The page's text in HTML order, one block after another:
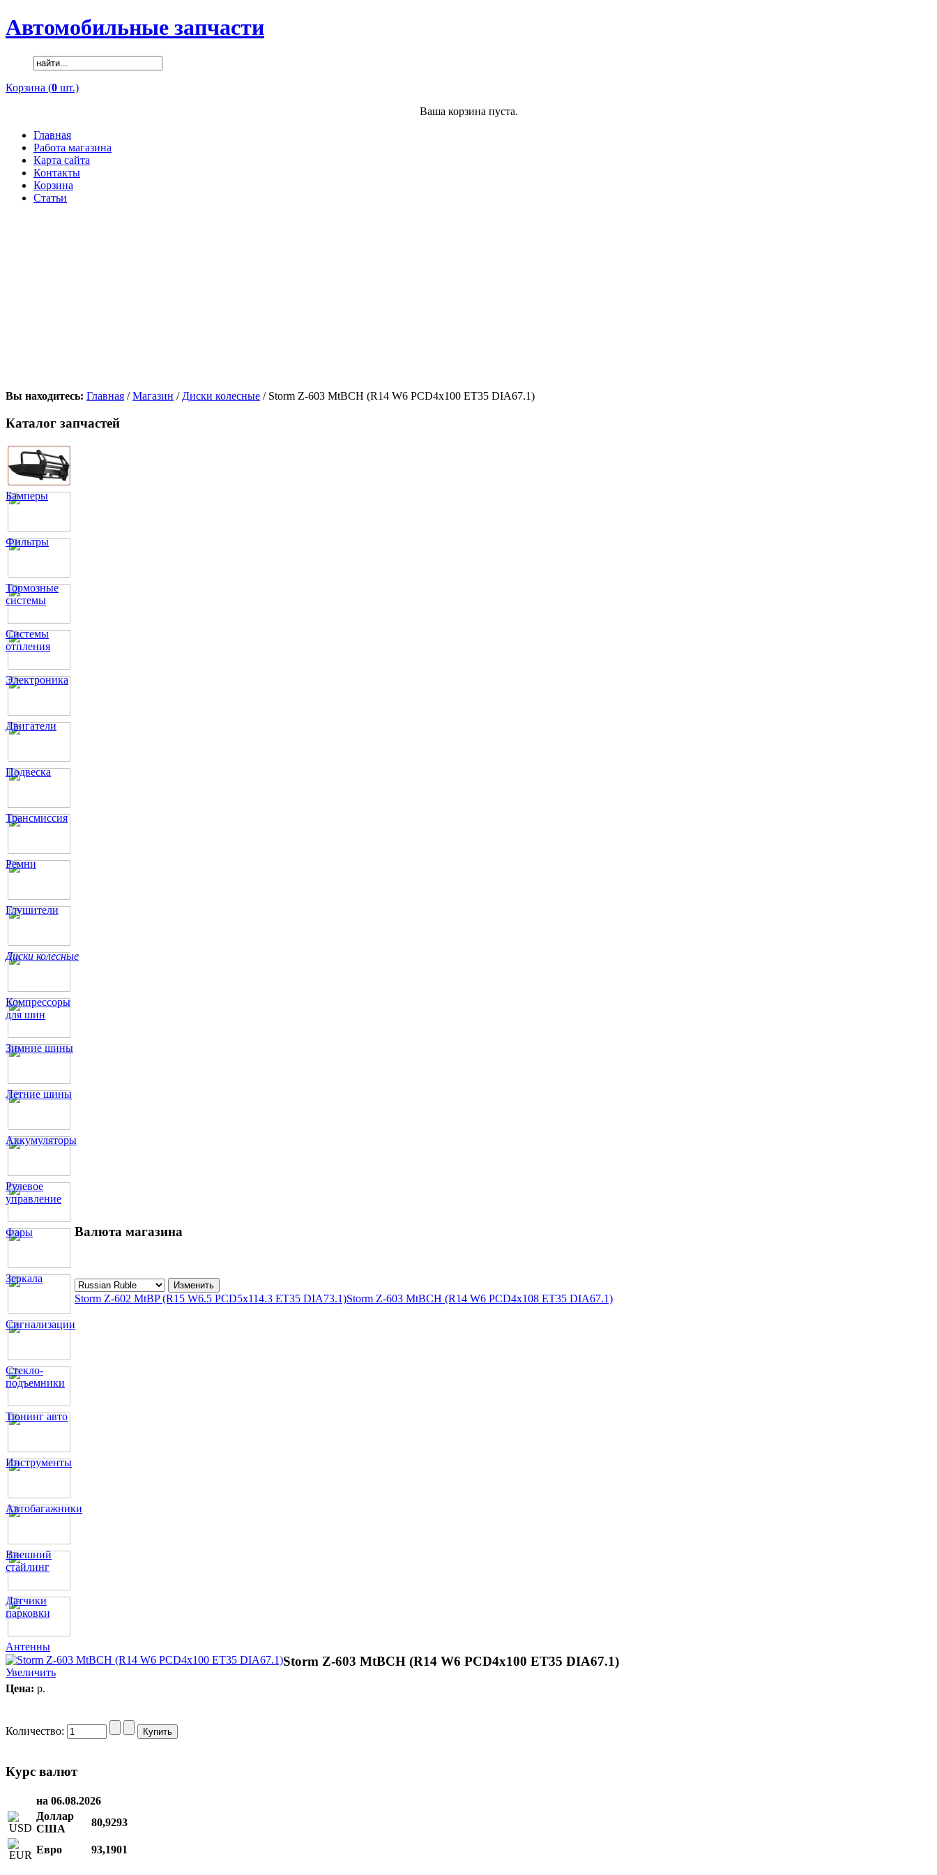
Автомобильные запчасти
Корзина (0 шт.)
Ваша корзина пуста.
Главная
Работа магазина
Карта сайта
Контакты
Корзина
Статьи
Вы находитесь: Главная /Магазин / Диски колесные / Storm Z-603 MtBCH (R14 W6 PCD4x100 ET35 DIA67.1)
Каталог запчастей
Бамперы
Фильтры
Тормозные
системы
Системы
отпления
Электроника
Двигатели
Подвеска
Трансмиссия
Ремни
Глушители
Диски колесные
Компрессоры
для шин
Зимние шины
Летние шины
Аккумуляторы
Рулевое
управление
Фары
Зеркала
Сигнализации
Стекло-
подъемники
Тюнинг авто
Инструменты
Автобагажники
Внешний
стайлинг
Датчики
парковки
Антенны
Валюта магазина
Storm Z-602 MtBP (R15 W6.5 PCD5x114.3 ET35 DIA73.1)Storm Z-603 MtBCH (R14 W6 PCD4x108 ET35 DIA67.1)
Увеличить
Storm Z-603 MtBCH (R14 W6 PCD4x100 ET35 DIA67.1)
Цена: p.
Количество:
Курс валют
на 06.08.2026
Доллар
США
80,9293
Евро 93,1901